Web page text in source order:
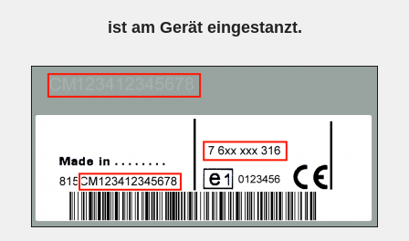
ist am Gerät eingestanzt.